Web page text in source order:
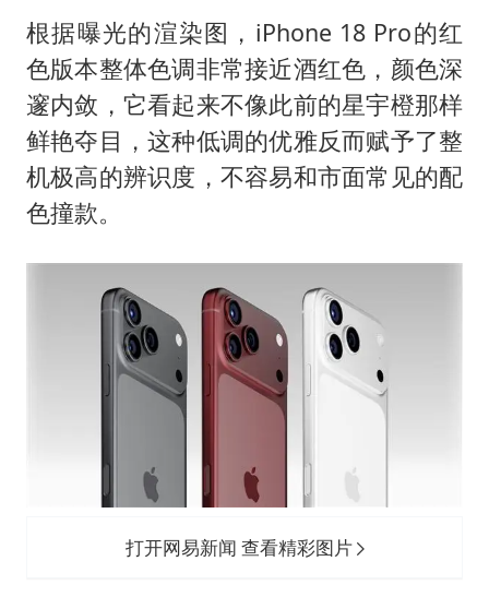
根据曝光的渲染图，iPhone 18 Pro的红
色版本整体色调非常接近酒红色，颜色深
邃内敛，它看起来不像此前的星宇橙那样
鲜艳夺目，这种低调的优雅反而赋予了整
机极高的辨识度，不容易和市面常见的配
色撞款。
打开网易新闻 查看精彩图片